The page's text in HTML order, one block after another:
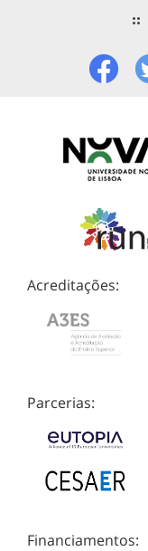
Acreditações:
Parcerias:
Financiamentos: